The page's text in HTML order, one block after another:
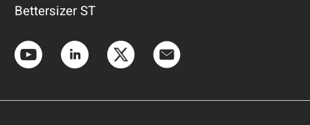
Bettersizer ST